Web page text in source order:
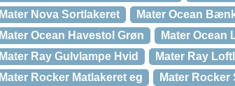
Mater Nova Sortlakeret
Mater Ocean
Mater Ocean Havestol Grøn
Mater Ocean
Mater Ray Gulvlampe Hvid
Mater Ray
Mater Rocker Matlakeret eg
Mater Rocker